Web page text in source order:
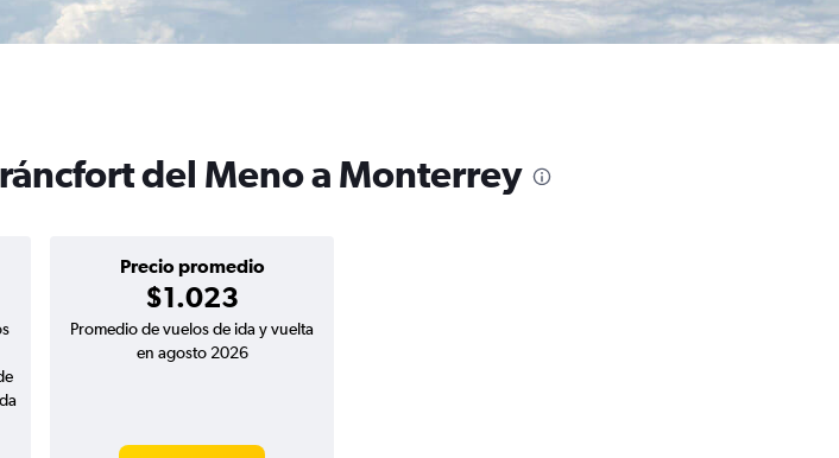
del Meno a Monterrey
Precio promedio
$1.023
Promedio de vuelos de ida y vuelta
en agosto 2026